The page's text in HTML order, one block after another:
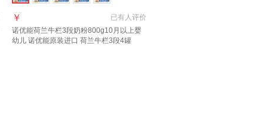
已有人评价
￥
诺优能荷兰牛栏3段奶粉800g10月以上婴
幼儿 诺优能原装进口 荷兰牛栏3段4罐